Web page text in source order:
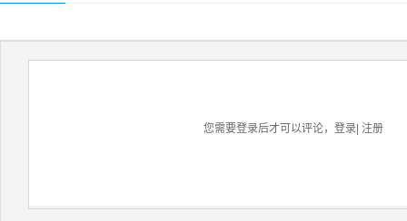
您需要登录后才可以评论， 登录 注册